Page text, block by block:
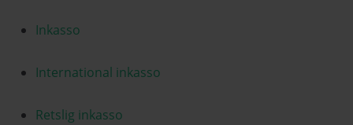
Inkasso
International inkasso
Retslig inkasso